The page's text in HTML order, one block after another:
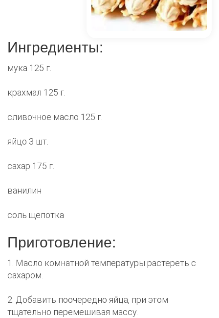
Ингредиенты:
мука 125 г.
крахмал 125 г.
сливочное масло 125 г.
яйцо 3 шт.
сахар 175 г.
ванилин
соль щепотка
Приготовление:
1. Масло комнатной температуры растереть с
сахаром.
2. Добавить поочередно яйца, при этом
тщательно перемешивая массу.